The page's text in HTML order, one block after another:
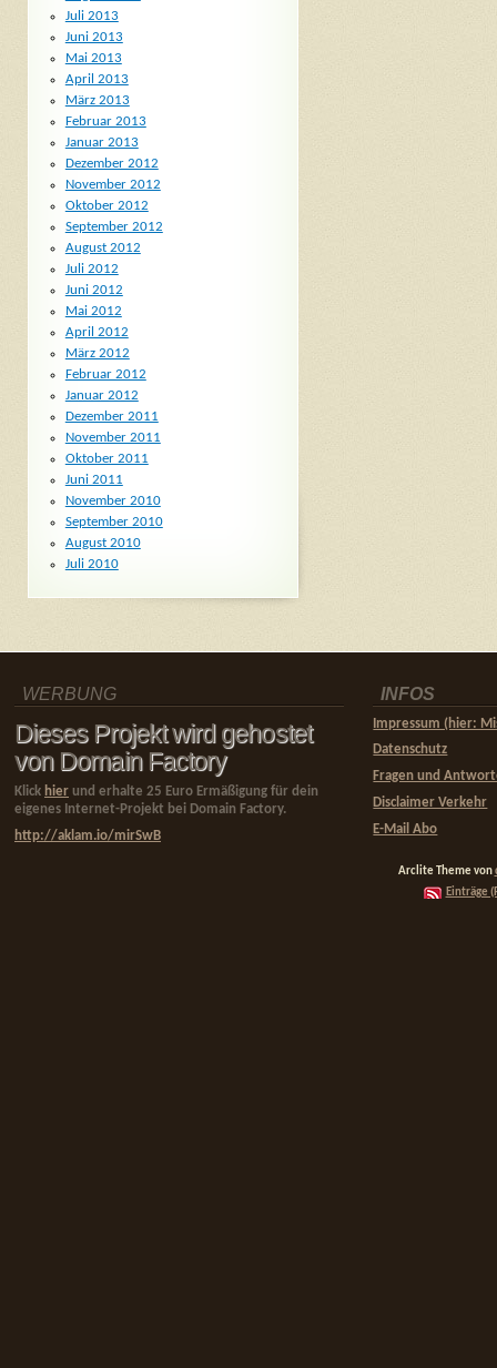
Juli 2013
Juni 2013
Mai 2013
April 2013
März 2013
Februar 2013
Januar 2013
Dezember 2012
November 2012
Oktober 2012
September 2012
August 2012
Juli 2012
Juni 2012
Mai 2012
April 2012
März 2012
Februar 2012
Januar 2012
Dezember 2011
November 2011
Oktober 2011
Juni 2011
November 2010
September 2010
August 2010
Juli 2010
WERBUNG
Dieses Projekt wird gehostet
von Domain Factory
Klick hier und erhalte 25 Euro Ermäßigung für dein
eigenes Internet-Projekt bei Domain Factory.
http://aklam.io/mirSwB
INFOS
Impressum (hier:
Datenschutz
Fragen und
Disclaimer Verkehr
E-Mail Abo
Arclite Theme von
Einträge